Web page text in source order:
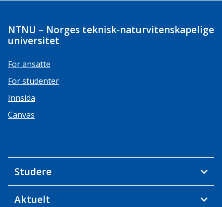
NTNU – Norges teknisk-naturvitenskapelige
universitet
For ansatte
For studenter
Innsida
Canvas
Studere
Aktuelt